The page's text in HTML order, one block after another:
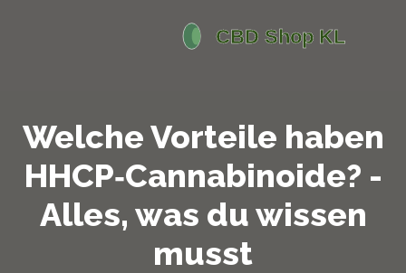
Welche Vorteile haben
HHCP‑Cannabinoide? -
Alles, was du wissen
musst